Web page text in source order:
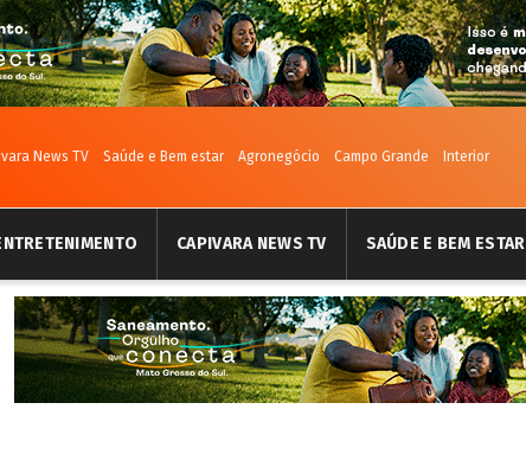
News TV Saúde e Bem estar Agronegócio Campo Grande Interior
CAPIVARA NEWS TV SAÚDE E BEM ESTAR